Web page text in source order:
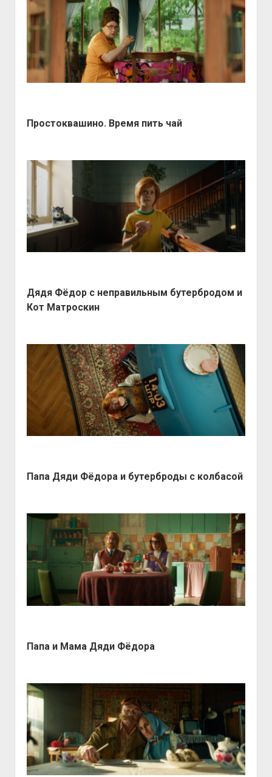
Простоквашино. Время пить чай
Дядя Фёдор с неправильным бутербродом и
Кот Матроскин
Папа Дяди Фёдора и бутерброды с колбасой
Папа и Мама Дяди Фёдора